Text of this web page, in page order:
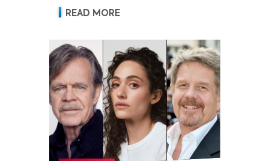
READ MORE